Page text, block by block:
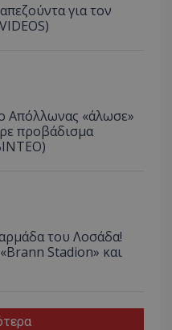
για τον
Απόλλωνας «άλωσε»
προβάδισμα
του Λοσάδα!
Stadion» και